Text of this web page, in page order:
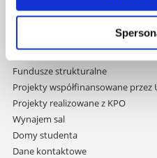
treści
Covid info
Fundusze strukturalne
Projekty współfinansowane przez
Projekty realizowane z KPO
Wynajem sal
Domy studenta
Dane kontaktowe